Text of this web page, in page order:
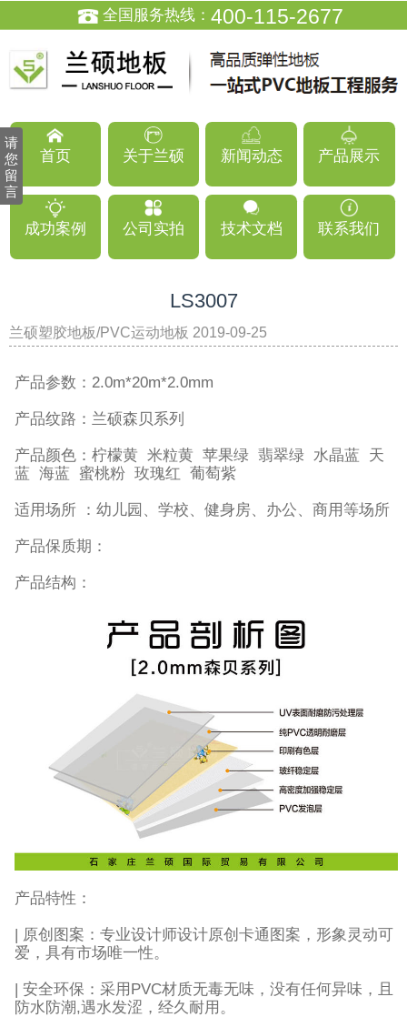
全国服务热线：400-115-2677
首页 关于兰硕 新闻动态 产品展示
成功案例 公司实拍 技术文档 联系我们
LS3007
兰硕塑胶地板/PVC运动地板 2019-09-25
产品参数：2.0m*20m*2.0mm
产品纹路：兰硕森贝系列
产品颜色：柠檬黄 米粒黄 苹果绿 翡翠绿 水晶蓝 天
蓝 海蓝 蜜桃粉 玫瑰红 葡萄紫
适用场所 ：幼儿园、学校、健身房、办公、商用等场所
产品保质期：
产品结构：
产品特性：
| 原创图案：专业设计师设计原创卡通图案，形象灵动可
爱，具有市场唯一性。
| 安全环保：采用PVC材质无毒无味，没有任何异味，且
防水防潮,遇水发涩，经久耐用。
请
您
留
言